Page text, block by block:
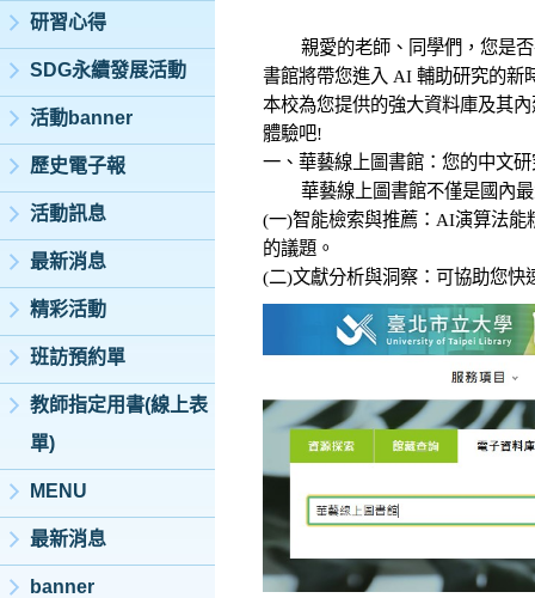
研習心得
SDG永續發展活動
活動banner
歷史電子報
活動訊息
最新消息
精彩活動
班訪預約單
教師指定用書(線上表
單)
MENU
最新消息
banner
親愛的老師、同學們，您是否
書館將帶您進入 AI 輔助研究的新
本校為您提供的強大資料庫及其
體驗吧!
一、華藝線上圖書館：您的中文
華藝線上圖書館不僅是國內最
(一)智能檢索與推薦：AI演算法能
的議題。
(二)文獻分析與洞察：可協助您快